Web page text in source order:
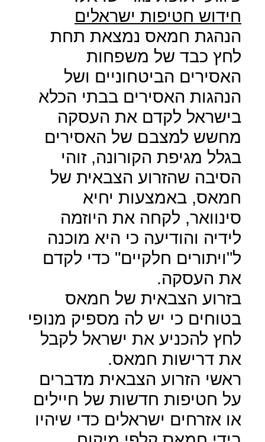
חידוש חטיפות ישראלים
הנהגת חמאס נמצאת תחת
לחץ כבד של משפחות
האסירים הביטחוניים ושל
הנהגות האסירים בבתי הכלא
בישראל לקדם את העסקה
מחשש למצבם של האסירים
בגלל מגיפת הקורונה, זוהי
הסיבה שהזרוע הצבאית של
חמאס, באמצעות יחיא
סינוואר, לקחה את היוזמה
לידיה והודיעה כי היא מוכנה
ל"ויתורים חלקיים" כדי לקדם
את העסקה.
בזרוע הצבאית של חמאס
בטוחים כי יש לה מספיק מנופי
לחץ להכניע את ישראל לקבל
את דרישות חמאס.
ראשי הזרוע הצבאית מדברים
על חטיפות חדשות של חיילים
או אזרחים ישראלים כדי שיהיו